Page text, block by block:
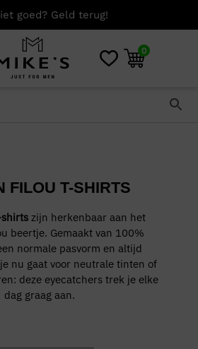
goed? Geld terug!
0
FILOU T-SHIRTS
zijn herkenbaar aan het
beertje. Gemaakt van 100%
normale pasvorm en altijd
nu gaat voor neutrale tinten of
deze eyecatchers trek je elke
dag graag aan.